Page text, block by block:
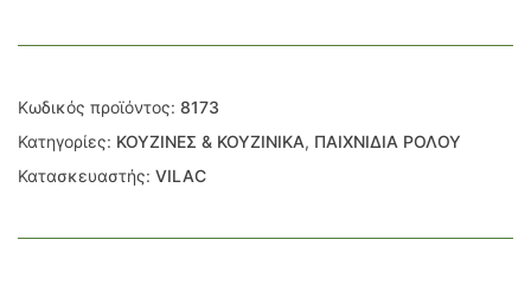
Κωδικός προϊόντος: 8173
Κατηγορίες: ΚΟΥΖΙΝΕΣ & ΚΟΥΖΙΝΙΚΑ, ΠΑΙΧΝΙΔΙΑ ΡΟΛΟΥ
Κατασκευαστής: VILAC